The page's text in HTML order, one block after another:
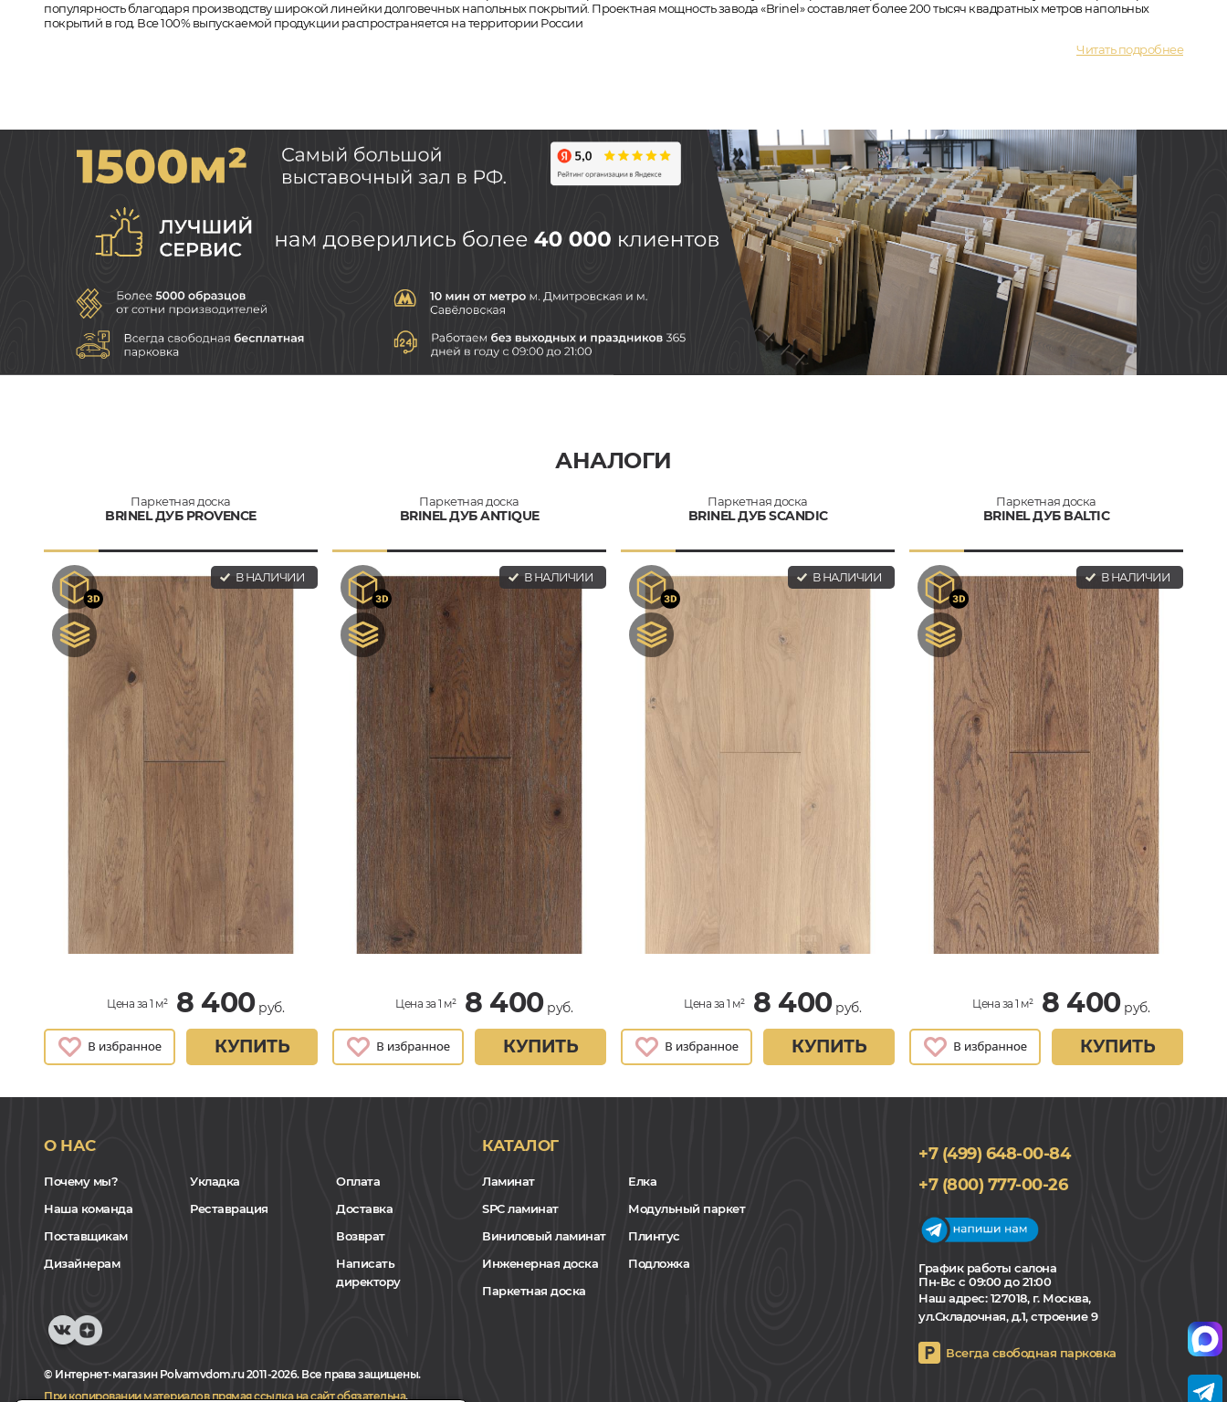
популярность благодаря производству широкой линейки долговечных напольных покрытий. Проектная мощность завода «Brinel» составляет более 200 тысяч квадратных метров напольных
покрытий в год. Все 100% выпускаемой продукции распространяется на территории России
Читать подробнее
АНАЛОГИ
Паркетная доска
BRINEL ДУБ PROVENCE
В НАЛИЧИИ
Цена за 1 м² 8 400руб.
КУПИТЬ
Паркетная доска
BRINEL ДУБ ANTIQUE
В НАЛИЧИИ
Цена за 1 м² 8 400руб.
КУПИТЬ
Паркетная доска
BRINEL ДУБ SCANDIC
В НАЛИЧИИ
Цена за 1 м² 8 400руб.
КУПИТЬ
Паркетная доска
BRINEL ДУБ BALTIC
В НАЛИЧИИ
Цена за 1 м² 8 400руб.
КУПИТЬ
О НАС
Почему мы?
Наша команда
Поставщикам
Дизайнерам
Укладка
Реставрация
Оплата
Доставка
Возврат
Написать
директору
КАТАЛОГ
Ламинат
SPC ламинат
Виниловый ламинат
Инженерная доска
Паркетная доска
Елка
Модульный паркет
Плинтус
Подложка
+7 (499) 648-00-84
+7 (800) 777-00-26
График работы салона
Пн-Вс с 09:00 до 21:00
Наш адрес:127018, г. Москва,
ул.Складочная, д.1, строение 9
Всегда свободная парковка
© Интернет-магазин Polvamvdom.ru 2011-2026. Все права защищены.
При копировании материалов прямая ссылка на сайт обязательна.